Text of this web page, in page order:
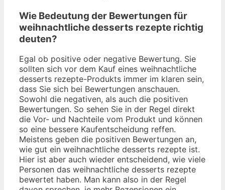
Wie Bedeutung der Bewertungen für
weihnachtliche desserts rezepte richtig
deuten?
Egal ob positive oder negative Bewertung. Sie
sollten sich vor dem Kauf eines weihnachtliche
desserts rezepte-Produkts immer im klaren sein,
dass Sie sich bei Bewertungen anschauen.
Sowohl die negativen, als auch die positiven
Bewertungen. So sehen Sie in der Regel direkt
die Vor- und Nachteile vom Produkt und können
so eine bessere Kaufentscheidung reffen.
Meistens geben die positiven Bewertungen an,
wie gut ein weihnachtliche desserts rezepte ist.
Hier ist aber auch wieder entscheidend, wie viele
Personen das weihnachtliche desserts rezepte
bewertet haben. Man kann also in der Regel